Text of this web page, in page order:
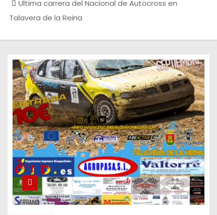
Ultima carrera del Nacional de Autocross en
Talavera de la Reina